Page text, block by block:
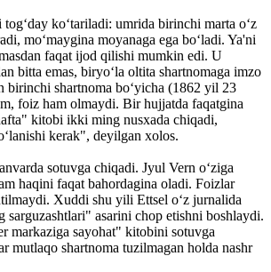
ko‘tariladi: umrida birinchi marta o‘z
mo‘maygina moyanaga ega bo‘ladi. Ya'ni
faqat ijod qilishi mumkin edi. U
bitta emas, biryo‘la oltita shartnomaga imzo
birinchi shartnoma bo‘yicha (1862 yil 23
foiz ham olmaydi. Bir hujjatda faqatgina
kitobi ikki ming nusxada chiqadi,
kerak", deyilgan xolos.
sotuvga chiqadi. Jyul Vern o‘ziga
haqini faqat bahordagina oladi. Foizlar
Xuddi shu yili Ettsel o‘z jurnalida
sarguzashtlari" asarini chop etishni boshlaydi.
markaziga sayohat" kitobini sotuvga
mutlaqo shartnoma tuzilmagan holda nashr